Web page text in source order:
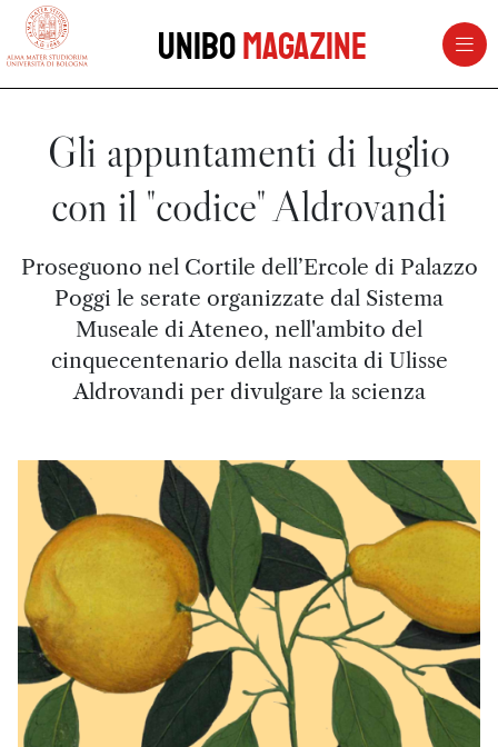
vai al contenuto della pagina
UniboMagazine
Gli appuntamenti di luglio
con il "codice" Aldrovandi
Proseguono nel Cortile dell’Ercole di Palazzo
Poggi le serate organizzate dal Sistema
Museale di Ateneo, nell'ambito del
cinquecentenario della nascita di Ulisse
Aldrovandi per divulgare la scienza